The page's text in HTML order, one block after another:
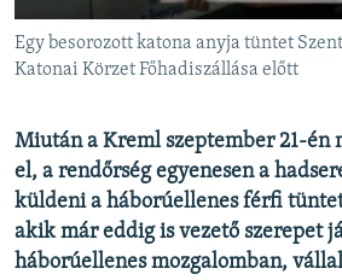
KÖVESSEN MINKET!
Valamennyi RFE/RL weboldal
Egy besorozott katona anyja tüntet
Katonai Körzet Főhadiszállása előtt
Miután a Kreml szeptember 21-én
el, a rendőrség egyenesen a
küldeni a háborúellenes férfi
akik már eddig is vezető szerepet
háborúellenes mozgalomban,